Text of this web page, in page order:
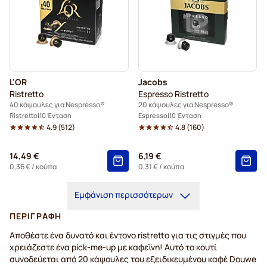
L'OR
Ristretto
40 κάψουλες για Nespresso®
Ristretto 10 Ένταση
4.9(512)
14,49 €
0,36 €/ κούπα
Jacobs
Espresso Ristretto
20 κάψουλες για Nespresso®
Espresso 10 Ένταση
4.8(160)
6,19 €
0,31 €/ κούπα
Εμφάνιση περισσότερων
ΠΕΡΙΓΡΑΦΉ
Αποθέστε ένα δυνατό και έντονο ristretto για τις στιγμές που
χρειάζεστε ένα pick-me-up με καφεΐνη! Αυτό το κουτί
συνοδεύεται από 20 κάψουλες του εξειδικευμένου καφέ Douwe